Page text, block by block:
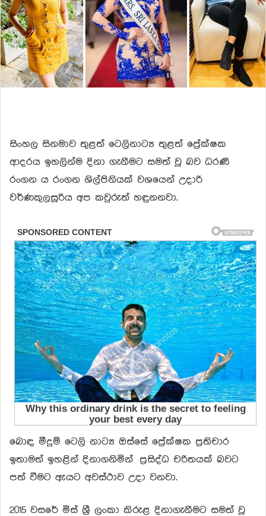
සිංහල සිනමාව තුළත් ටෙලිනාට්‍ය තුළත් ප්‍රේක්ෂක
ආදරය ඉහලින්ම දිනා ගැනීමට සමත් වූ බව ධරණී
රංගන ය රංගන ශිල්පිනියක් වශයෙන් උදාරි
වර්ණකුලසූරිය අප කවුරුත් හඳුනනවා.
බොඳ මීදුම් ටෙලි නාට්‍ය ඔස්සේ ප්‍රේක්ෂක ප්‍රතිචාර
ඉතාමත් ඉහළින් දිනාගනිමින් ප්‍රසිද්ධ චරිතයක් බවට
පත් වීමට ඇයට අවස්ථාව උදා වනවා.
2015 වසරේ මිස් ශ්‍රී ලංකා කිරුළ දිනාගැනීමට සමත් වූ